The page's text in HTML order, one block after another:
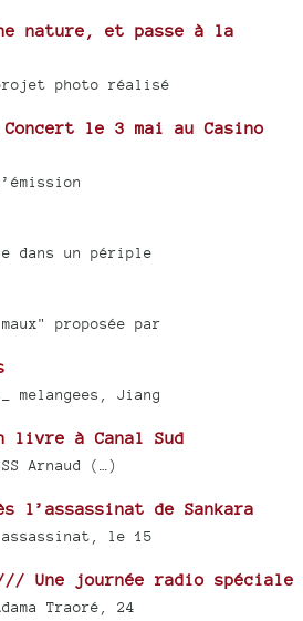
nature, et passe à la
photo réalisé
Concert le 3 mai au Casino
dans un périple
proposée par
melangees, Jiang
livre à Canal Sud
Arnaud (…)
l’assassinat de Sankara
assassinat, le 15
/// Une journée radio spéciale
Traoré, 24